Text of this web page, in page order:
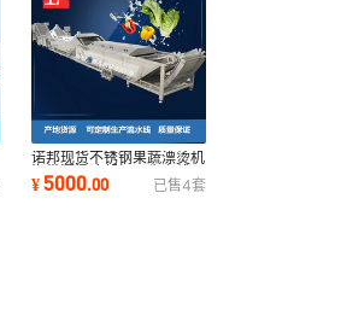
诺邦现货不锈钢果蔬漂烫机
海带漂烫冷却加工生产线
山楂漂烫机器
¥5000.00 已售4套